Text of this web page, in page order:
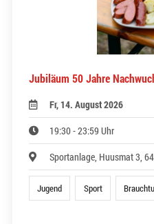
Jubiläum 50 Jahre
Fr, 14. August 2026
19:30 - 23:59 Uhr
Sportanlage, Huusmat 3,
Jugend Sport